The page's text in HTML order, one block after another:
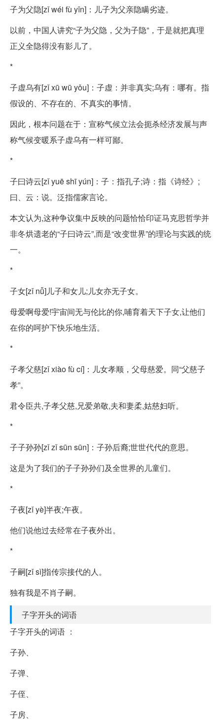
子为父隐[zǐ wéi fù yǐn]：儿子为父亲隐瞒劣迹。
以前，中国人讲究“子为父隐，父为子隐”，于是就把真理
正义全隐得没有影儿了。
*
子虚乌有[zǐ xū wū yǒu]：子虚：并非真实;乌有：哪有。指
假设的、不存在的、不真实的事情。
因此，根本问题在于：宣称气候立法会扼杀经济发展与声
称气候变暖系子虚乌有一样可鄙。
*
子曰诗云[zǐ yuē shī yún]：子：指孔子;诗：指《诗经》;
曰、云：说。泛指儒家言论。
本文认为,这种争议集中反映的问题恰恰印证马克思哲学并
非冬烘遗老的“子曰诗云”,而是“改变世界”的理论与实践的统
一。
*
子女[zǐ nǚ]儿子和女儿;儿女亦无子女。
母爱啊母爱!宇宙间无与伦比的你,哺育着天下子女,让他们
在你的呵护下快乐地生活。
*
子孝父慈[zǐ xiào fù cí]：儿女孝顺，父母慈爱。同“父慈子
孝”。
君令臣共,子孝父慈,兄爱弟敬,夫和妻柔,姑慈妇听。
*
子子孙孙[zǐ zǐ sūn sūn]：子孙后裔;世世代代的意思。
这是为了我们的子子孙孙们及全世界的儿童们。
*
子夜[zǐ yè]半夜;午夜。
他们说他过去经常在子夜外出。
*
子嗣[zǐ sì]指传宗接代的人。
独有我是不肖子嗣。
子字开头的词语
子字开头的词语 ：
子孙、
子弹、
子侄、
子房、